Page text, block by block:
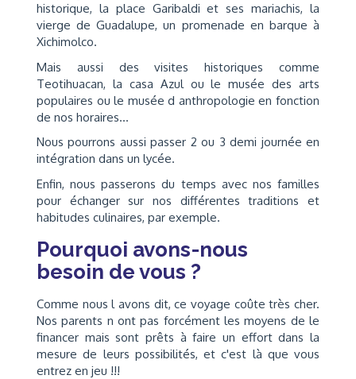
historique, la place Garibaldi et ses mariachis, la
vierge de Guadalupe, un promenade en barque à
Xichimolco.
Mais aussi des visites historiques comme
Teotihuacan, la casa Azul ou le musée des arts
populaires ou le musée d anthropologie en fonction
de nos horaires...
Nous pourrons aussi passer 2 ou 3 demi journée en
intégration dans un lycée.
Enfin, nous passerons du temps avec nos familles
pour échanger sur nos différentes traditions et
habitudes culinaires, par exemple.
Pourquoi avons-nous
besoin de vous ?
Comme nous l avons dit, ce voyage coûte très cher.
Nos parents n ont pas forcément les moyens de le
financer mais sont prêts à faire un effort dans la
mesure de leurs possibilités, et c'est là que vous
entrez en jeu !!!